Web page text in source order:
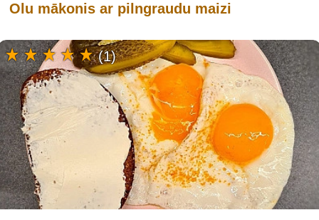
Olu mākonis ar pilngraudu maizi
(1)